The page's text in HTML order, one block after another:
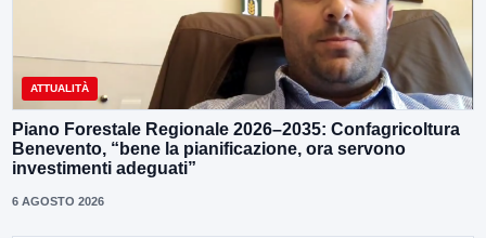
ATTUALITÀ
Piano Forestale Regionale 2026–2035: Confagricoltura
Benevento, “bene la pianificazione, ora servono
investimenti adeguati”
6 AGOSTO 2026